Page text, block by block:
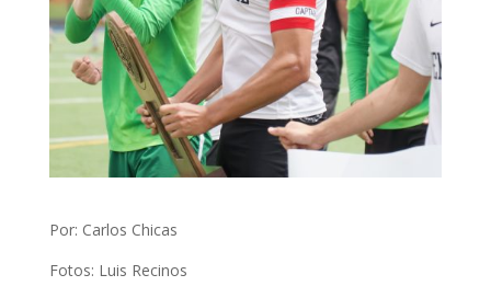
Por: Carlos Chicas
Fotos: Luis Recinos